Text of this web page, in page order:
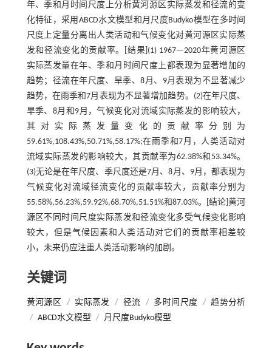
年、季和月时间尺度上分析黄河源区实际蒸发和径流的变
化特征，采用ABCD水文模型和月尺度Budyko模型在多时间
尺度上定量分离出人类活动和气候变化对黄河源区实际蒸
发和径流变化的贡献率。[结果](1) 1967—2020年黄河源区
实际蒸发量在年、季和月时间尺度上都表现为显著增加的
趋势；径流在年尺度、旱季、8月、9月表现为不显著减少
趋势，在雨季和7月表现为不显著增加趋势。(2)在年尺度、
旱季、8月和9月，气候变化对流域实际蒸发的影响较大，
其对实际蒸发量变化的贡献率分别为
59.61%,108.43%,50.71%,58.17%;在雨季和7月，人类活动对
流域实际蒸发的影响较大，其贡献率为62.38%和53.34%。
(3)无论是在年尺度、季尺度还是7月、8月、9月，都表现为
气候变化对流域径流变化的贡献率较大，贡献率分别为
55.58%,56.23%,59.92%,68.70%,51.51%和87.03%。[结论]黄河
源区不同时间尺度实际蒸发和径流变化多受气候变化影响
较大，但是气候因素和人类活动对它们的贡献率相差较
小，未来仍应注重人类活动影响的加剧。
关键词
黄河源区 / 实际蒸发 / 径流 / 多时间尺度 / 趋势分析
/ ABCD水文模型 / 月尺度Budyko模型